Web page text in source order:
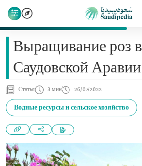
Выращивание роз в
Саудовской Аравии
Статья 3 мин 26/07/2022
Водные ресурсы и сельское хозяйство